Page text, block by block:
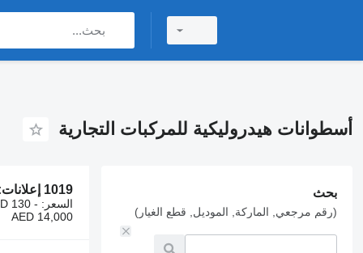
أسطوانات هيدروليكية للمركبات التجارية
بحث
(رقم مرجعي, الماركة, الموديل, قطع الغيار)
1019 إعلانات:
السعر: 130 -
AED 14,000